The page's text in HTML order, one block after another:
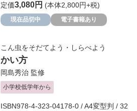
定価3,080円 (本体2,800円+税)
現在品切中 電子書籍あり
こん虫をそだてよう・しらべよう
かい方
岡島秀治 監修
小学校低学年から
ISBN978-4-323-04178-0 / A4変型判 / 32